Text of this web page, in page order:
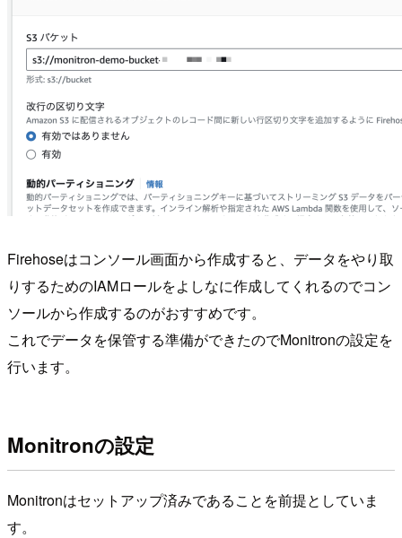
Firehoseはコンソール画面から作成すると、データをやり取
りするためのIAMロールをよしなに作成してくれるのでコン
ソールから作成するのがおすすめです。
これでデータを保管する準備ができたのでMonitronの設定を
行います。
Monitronの設定
Monitronはセットアップ済みであることを前提としていま
す。